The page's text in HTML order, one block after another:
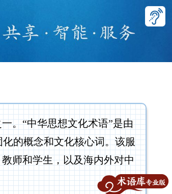
。“中华思想文化术语”是由
的概念和文化核心词。该服
师和学生，以及海内外对中